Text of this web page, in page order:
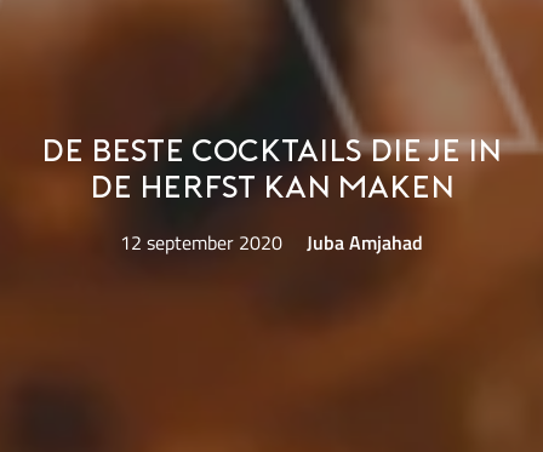
De beste cocktails die je in
de herfst kan maken
12 september 2020 Juba Amjahad